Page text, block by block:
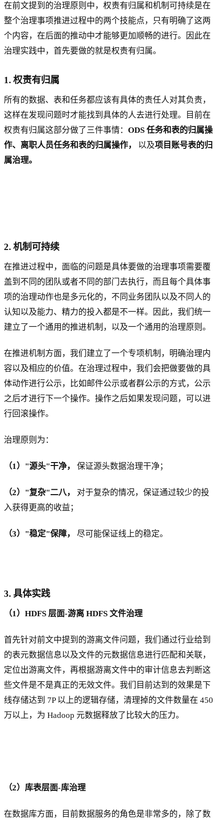
在前文提到的治理原则中，权责有归属和机制可持续是在
整个治理事项推进过程中的两个技能点，只有明确了这两
个内容，在后面的推动中才能够更加顺畅的进行。因此在
治理实践中，首先要做的就是权责有归属。
1. 权责有归属
所有的数据、表和任务都应该有具体的责任人对其负责，
这样在发现问题时才能找到具体的人去进行处理。目前在
权责有归属这部分做了三件事情： ODS 任务和表的归属操
作、离职人员任务和表的归属操作，
以及项目账号表的归
属治理。
2. 机制可持续
在推进过程中，面临的问题是具体要做的治理事项需要覆
盖到不同的团队或者不同的部门去执行，而且每个具体事
项的治理动作也是多元化的，不同业务团队以及不同人的
认知以及能力、精力的投入都是不一样。因此，我们统一
建立了一个通用的推进机制，以及一个通用的治理原则。
在推进机制方面，我们建立了一个专项机制，明确治理内
容以及相应的价值。在治理过程中，我们会把做要做的具
体动作进行公示，比如邮件公示或者群公示的方式，公示
之后才进行下一个操作。操作之后如果发现问题，可以进
行回滚操作。
治理原则为：
（1）"源头"干净， 保证源头数据治理干净；
（2）"复杂"二八，
对于复杂的情况，保证通过较少的投
入获得更高的收益；
（3）"稳定"保障， 尽可能保证线上的稳定。
3. 具体实践
（1）HDFS 层面-游离 HDFS 文件治理
首先针对前文中提到的游离文件问题，我们通过行业给到
的表元数据信息以及文件的元数据信息进行匹配和关联，
定位出游离文件，再根据游离文件中的审计信息去判断这
些文件是不是真正的无效文件。我们目前达到的效果是下
线存储达到 7P 以上的逻辑存储，清理掉的文件数量在 450
万以上，为 Hadoop 元数据释放了比较大的压力。
（2）库表层面-库治理
在数据库方面，目前数据服务的角色是非常多的，除了数